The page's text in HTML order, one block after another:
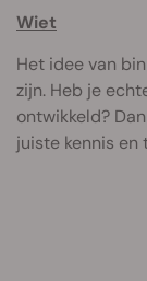
Wiet
Het idee van
zijn. Heb je
ontwikkeld?
juiste kennis en